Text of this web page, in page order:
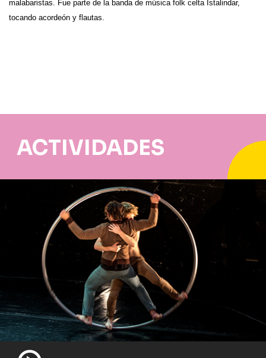
malabaristas. Fue parte de la banda de música folk celta Istalindar,
tocando acordeón y flautas.
ACTIVIDADES